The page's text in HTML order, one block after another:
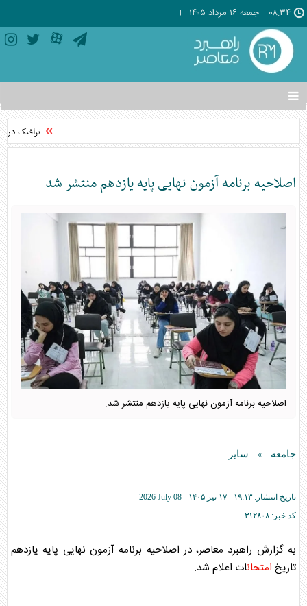
۰۸:۳۴ جمعه ۱۶ مرداد ۱۴۰۵
تغییر
وضعیت
منوی
ها
ترافیک در
اصلاحیه برنامه آزمون نهایی پایه یازدهم منتشر شد
اصلاحیه برنامه آزمون نهایی پایه یازدهم منتشر شد.
جامعه » سایر
تاریخ انتشار: ۱۹:۱۳ - ۱۷ تير ۱۴۰۵ -
2026 July 08
کد خبر: ۳۱۲۸۰۸
به گزارش راهبرد معاصر، در اصلاحیه برنامه آزمون نهایی پایه یازدهم
تاریخ امتحانات اعلام شد.